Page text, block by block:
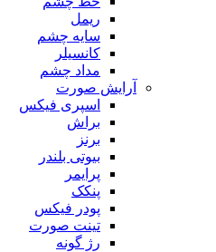
ریمل
سایه چشم
کانسیلر
مداد چشم
آرایش صورت
اسپری فیکس
براش
برنز
بیوتی بلندر
پرایمر
پنکک
پودر فیکس
تینت صورت
رژ گونه